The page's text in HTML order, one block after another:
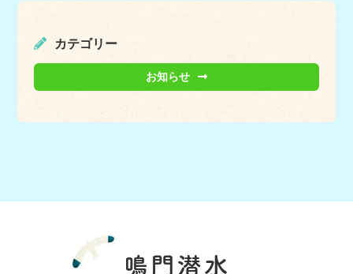
カテゴリー
お知らせ